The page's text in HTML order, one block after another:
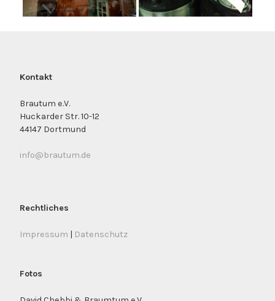
Kontakt
Brautum e.V.
Huckarder Str. 10-12
44147 Dortmund
info@brautum.de
Rechtliches
Impressum | Datenschutz
Fotos